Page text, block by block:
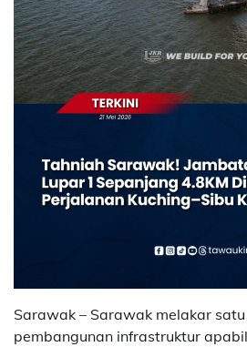
Sarawak – Sarawak melakar
pembangunan infrastruktur